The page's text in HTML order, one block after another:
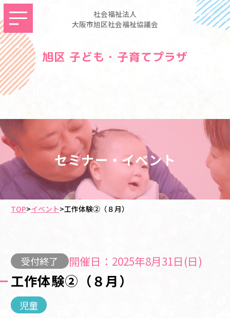
社会福祉法人
大阪市旭区社会福祉協議会
旭区 子ども・子育てプラザ
セミナー・イベント
TOP>イベント>工作体験②（８月）
受付終了 開催日：2025年8月31日(日)
工作体験②（８月）
児童